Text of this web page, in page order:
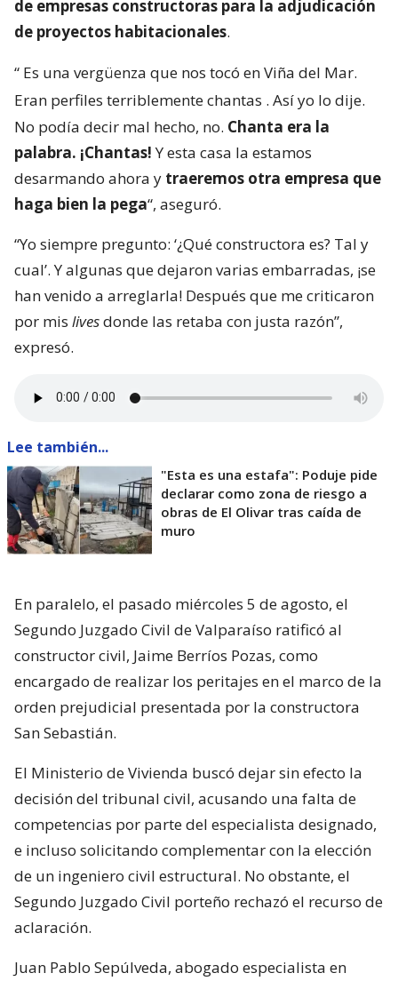
de empresas constructoras para la adjudicación
de proyectos habitacionales.
“ Es una vergüenza que nos tocó en Viña del Mar.
Eran perfiles terriblemente chantas . Así yo lo dije.
No podía decir mal hecho, no. Chanta era la
palabra. ¡Chantas!Y esta casa la estamos
desarmando ahora y traeremos otra empresa que
haga bien la pega“, aseguró.
“Yo siempre pregunto: ‘¿Qué constructora es? Tal y
cual’. Y algunas que dejaron varias embarradas, ¡se
han venido a arreglarla! Después que me criticaron
por mis livesdonde las retaba con justa razón”,
expresó.
Lee también...
"Esta es una estafa": Poduje pide
declarar como zona de riesgo a
obras de El Olivar tras caída de
muro
En paralelo, el pasado miércoles 5 de agosto, el
Segundo Juzgado Civil de Valparaíso ratificó al
constructor civil, Jaime Berríos Pozas, como
encargado de realizar los peritajes en el marco de la
orden prejudicial presentada por la constructora
San Sebastián.
El Ministerio de Vivienda buscó dejar sin efecto la
decisión del tribunal civil, acusando una falta de
competencias por parte del especialista designado,
e incluso solicitando complementar con la elección
de un ingeniero civil estructural. No obstante, el
Segundo Juzgado Civil porteño rechazó el recurso de
aclaración.
Juan Pablo Sepúlveda, abogado especialista en